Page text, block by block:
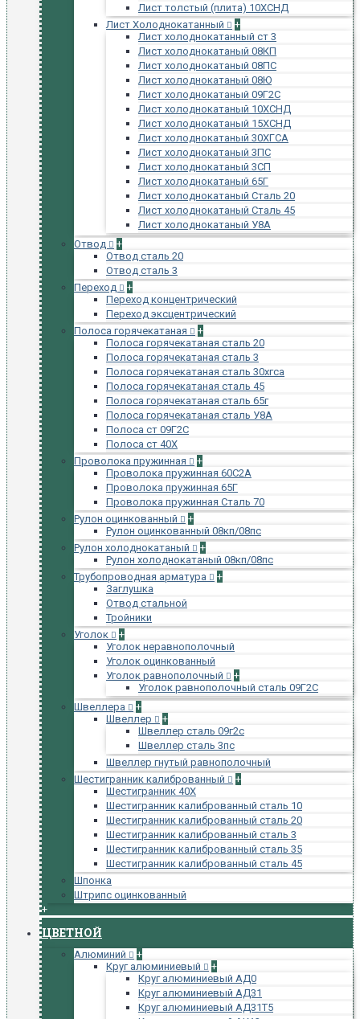
Лист толстый (плита) 10ХСНД
Лист Холоднокатанный
+
Лист холоднокатанный ст 3
Лист холоднокатаный 08КП
Лист холоднокатаный 08ПС
Лист холоднокатаный 08Ю
Лист холоднокатаный 09Г2С
Лист холоднокатаный 10ХСНД
Лист холоднокатаный 15ХСНД
Лист холоднокатаный 30ХГСА
Лист холоднокатаный 3ПС
Лист холоднокатаный 3СП
Лист холоднокатаный 65Г
Лист холоднокатаный Сталь 20
Лист холоднокатаный Сталь 45
Лист холоднокатаный У8А
Отвод
+
Отвод сталь 20
Отвод сталь 3
Переход
+
Переход концентрический
Переход эксцентрический
Полоса горячекатаная
+
Полоса горячекатаная сталь 20
Полоса горячекатаная сталь 3
Полоса горячекатаная сталь 30хгса
Полоса горячекатаная сталь 45
Полоса горячекатаная сталь 65г
Полоса горячекатаная сталь У8А
Полоса ст 09Г2С
Полоса ст 40Х
Проволока пружинная
+
Проволока пружинная 60С2А
Проволока пружинная 65Г
Проволока пружинная Сталь 70
Рулон оцинкованный
+
Рулон оцинкованный 08кп/08пс
Рулон холоднокатаный
+
Рулон холоднокатаный 08кп/08пс
Трубопроводная арматура
+
Заглушка
Отвод стальной
Тройники
Уголок
+
Уголок неравнополочный
Уголок оцинкованный
Уголок равнополочный
+
Уголок равнополочный сталь 09Г2С
Швеллера
+
Швеллер
+
Швеллер сталь 09г2с
Швеллер сталь 3пс
Швеллер гнутый равнополочный
Шестигранник калиброванный
+
Шестигранник 40Х
Шестигранник калиброванный сталь 10
Шестигранник калиброванный сталь 20
Шестигранник калиброванный сталь 3
Шестигранник калиброванный сталь 35
Шестигранник калиброванный сталь 45
Шпонка
Штрипс оцинкованный
+
ЦВЕТНОЙ
Алюминий
+
Круг алюминиевый
+
Круг алюминиевый АД0
Круг алюминиевый АД31
Круг алюминиевый АД31Т5